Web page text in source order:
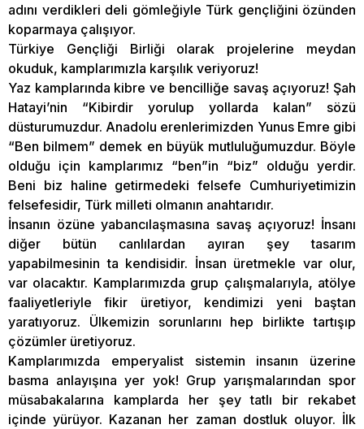
adını verdikleri deli gömleğiyle Türk gençliğini özünden
koparmaya çalışıyor.
Türkiye Gençliği Birliği olarak projelerine meydan
okuduk, kamplarımızla karşılık veriyoruz!
Yaz kamplarında kibre ve bencilliğe savaş açıyoruz! Şah
Hatayi’nin “Kibirdir yorulup yollarda kalan” sözü
düsturumuzdur. Anadolu erenlerimizden Yunus Emre gibi
“Ben bilmem” demek en büyük mutluluğumuzdur. Böyle
olduğu için kamplarımız “ben”in “biz” olduğu yerdir.
Beni biz haline getirmedeki felsefe Cumhuriyetimizin
felsefesidir, Türk milleti olmanın anahtarıdır.
İnsanın özüne yabancılaşmasına savaş açıyoruz! İnsanı
diğer bütün canlılardan ayıran şey tasarım
yapabilmesinin ta kendisidir. İnsan üretmekle var olur,
var olacaktır. Kamplarımızda grup çalışmalarıyla, atölye
faaliyetleriyle fikir üretiyor, kendimizi yeni baştan
yaratıyoruz. Ülkemizin sorunlarını hep birlikte tartışıp
çözümler üretiyoruz.
Kamplarımızda emperyalist sistemin insanın üzerine
basma anlayışına yer yok! Grup yarışmalarından spor
müsabakalarına kamplarda her şey tatlı bir rekabet
içinde yürüyor. Kazanan her zaman dostluk oluyor. İlk